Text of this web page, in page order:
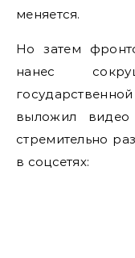
меняется.
Но затем
нанес
выложил
стремительно
в соцсетях: